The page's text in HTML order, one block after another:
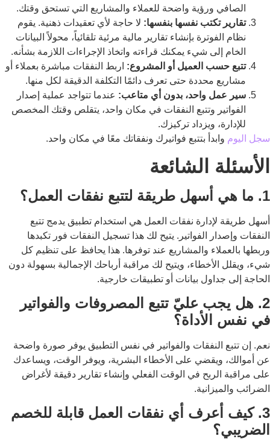
الصافي ورؤية واضحة للعملاء والمشاريع التي تستحق وقتك.
تقارير تكتب نفسها بنفسها: لا حاجة لأي تعقيدات ذهنية. يقوم
نظام الفوترة بإنشاء تقارير مالية مرئية تلقائياً، محولاً البيانات
الخام إلى شيء يمكنك قراءته واتخاذ الإجراءات اللازمة بشأنه.
تتبع حسب العميل أو المشروع: اربط النفقات مباشرة بعملاء أو
مشاريع محددة حتى تعرف دائمًا التكلفة الدقيقة لكل منها.
سير عمل واحد، بدون أي متاعب: عندما تتواجد عملية إصدار
الفواتير وتتبع النفقات في مكان واحد، يتقلص وقتك المخصص
للإدارة، ويزداد تركيزك.
سجل اليوم وابدأ بتتبع فواتيرك ونفقاتك معًا في مكان واحد.
الأسئلة الشائعة
1. ما هي أسهل طريقة لتتبع نفقات العمل؟
أسهل طريقة لإدارة نفقات العمل هي استخدام تطبيق يدمج تتبع
النفقات وإصدار الفواتير. يتيح لك هذا تسجيل النفقات فور تكبدها
وربطها بالعملاء والمشاريع عند توفرها. هذا يحافظ على تنظيم كل
شيء، ويقلل الأخطاء، ويتيح لك مراقبة أرباحك الإجمالية بسهولة دون
الحاجة إلى جداول بيانات أو تطبيقات خارجية.
2. هل يجب عليّ تتبع المصروفات والفواتير
في نفس الأداة؟
نعم. إن تتبع النفقات والفواتير في نفس التطبيق يوفر صورة واضحة
عن أموالك، ويقضي على الأخطاء البشرية، ويوفر الوقت، ويساعدك
على مراقبة الربح في الوقت الفعلي وإنشاء تقارير دقيقة لأغراض
الضرائب والميزانية.
3. كيف أعرف أي نفقات العمل قابلة للخصم
الضريبي؟